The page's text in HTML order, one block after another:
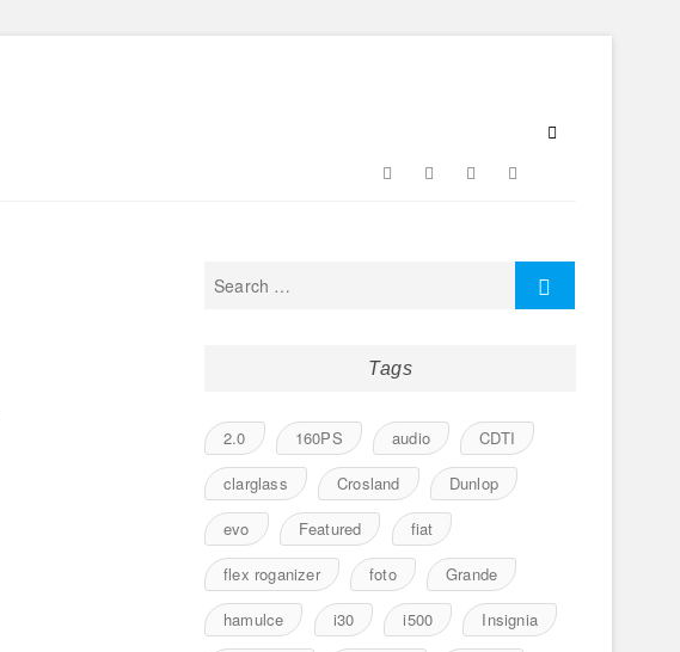
FacebookTwitterGoogle
Instagram
Tags
2.0 160PS audio
CDTI
clarglass
Crosland
Dunlop
evo
Featured
fiat
flex roganizer
foto
Grande
hamulce
i30 i500
Insignia